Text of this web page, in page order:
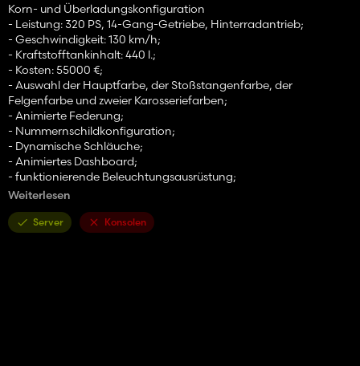
Korn- und Überladungskonfiguration
- Leistung: 320 PS, 14-Gang-Getriebe, Hinterradantrieb;
- Geschwindigkeit: 130 km/h;
- Kraftstofftankinhalt: 440 l.;
- Kosten: 55000 €;
- Auswahl der Hauptfarbe, der Stoßstangenfarbe, der
Felgenfarbe und zweier Karosseriefarben;
- Animierte Federung;
- Nummernschildkonfiguration;
- Dynamische Schläuche;
- Animiertes Dashboard;
- funktionierende Beleuchtungsausrüstung;
- Arbeitsspiegel;
- Wird schmutzig und waschbar;
- Gestaltungsmöglichkeiten: Zusatzlicht, Visier;
Weiterlesen
Server Konsolen